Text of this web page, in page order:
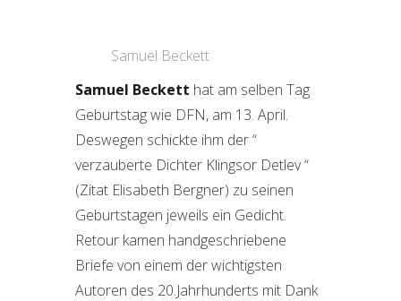
Samuel Beckett
Samuel Beckett hat am selben Tag
Geburtstag wie DFN, am 13. April.
Deswegen schickte ihm der “
verzauberte Dichter Klingsor Detlev “
(Zitat Elisabeth Bergner) zu seinen
Geburtstagen jeweils ein Gedicht.
Retour kamen handgeschriebene
Briefe von einem der wichtigsten
Autoren des 20.Jahrhunderts mit Dank